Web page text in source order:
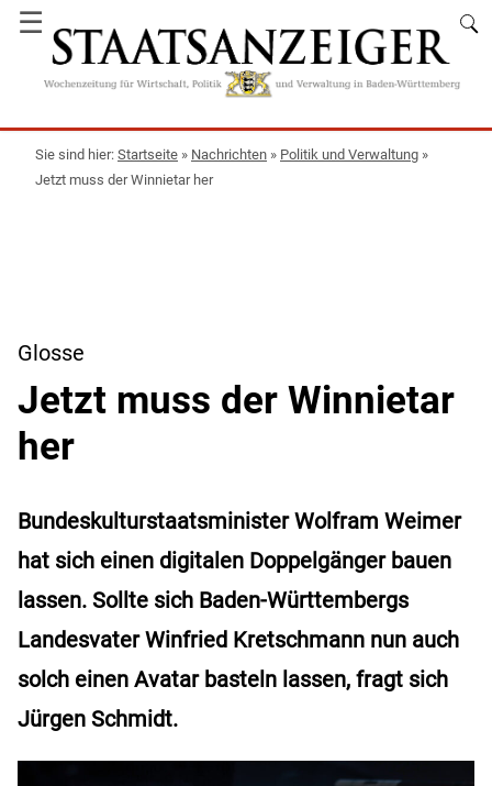
☰
Startseite » Nachrichten » Politik und Verwaltung »
Jetzt muss der Winnietar her
Glosse
Jetzt muss der Winnietar
her
Bundeskulturstaatsminister Wolfram Weimer
hat sich einen digitalen Doppelgänger bauen
lassen. Sollte sich Baden-Württembergs
Landesvater Winfried Kretschmann nun auch
solch einen Avatar basteln lassen, fragt sich
Jürgen Schmidt.